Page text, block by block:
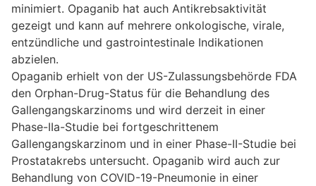
minimiert. Opaganib hat auch Antikrebsaktivität
gezeigt und kann auf mehrere onkologische, virale,
entzündliche und gastrointestinale Indikationen
abzielen.
Opaganib erhielt von der US-Zulassungsbehörde FDA
den Orphan-Drug-Status für die Behandlung des
Gallengangskarzinoms und wird derzeit in einer
Phase-IIa-Studie bei fortgeschrittenem
Gallengangskarzinom und in einer Phase-II-Studie bei
Prostatakrebs untersucht. Opaganib wird auch zur
Behandlung von COVID-19-Pneumonie in einer